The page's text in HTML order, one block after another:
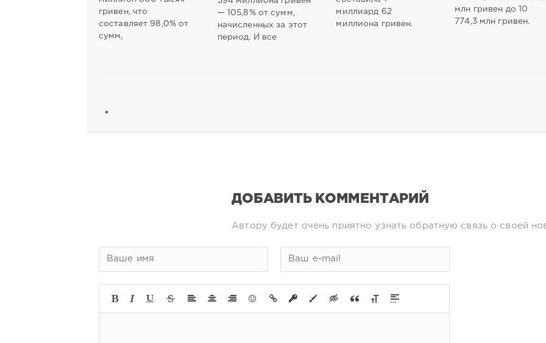
гривен, что
составляет 98,0% от
сумм,
— 105,8% от сумм,
начисленных за этот
период. И все
миллиард 62
миллиона гривен.
млн гривен до 10
774,3 млн гривен.
ДОБАВИТЬ КОММЕНТАРИЙ
Автору будет очень приятно узнать обратную связь о своей